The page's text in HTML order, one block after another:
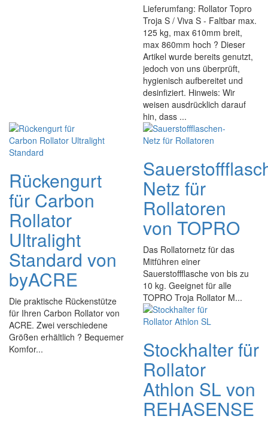
Lieferumfang: Rollator Topro
Troja S / Viva S - Faltbar max.
125 kg, max 610mm breit,
max 860mm hoch ? Dieser
Artikel wurde bereits genutzt,
jedoch von uns überprüft,
hygienisch aufbereitet und
desinfiziert. Hinweis: Wir
weisen ausdrücklich darauf
hin, dass ...
Rückengurt
für Carbon
Rollator
Ultralight
Standard von
byACRE
Die praktische Rückenstütze
für Ihren Carbon Rollator von
ACRE. Zwei verschiedene
Größen erhältlich ? Bequemer
Komfor...
Netz für
Rollatoren
von TOPRO
Das Rollatornetz für das
Mitführen einer
Sauerstoffflasche von bis zu
10 kg. Geeignet für alle
TOPRO Troja Rollator M...
Stockhalter für
Rollator
Athlon SL von
REHASENSE